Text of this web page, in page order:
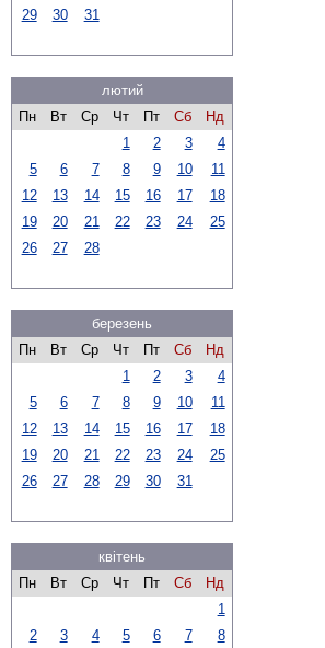
29
30 31
лютий
Пн
Вт Ср Чт Пт Сб
Нд
1
2 3
4
5
6 7 8 9 10
11
12
13 14 15 16 17
18
19
20 21 22 23 24
25
26
27 28
березень
Пн
Вт Ср Чт Пт Сб
Нд
1
2 3
4
5
6 7 8 9 10
11
12
13 14 15 16 17
18
19
20 21 22 23 24
25
26
27 28 29 30 31
квітень
Пн
Вт Ср Чт Пт Сб
Нд
1
2
3 4 5 6 7
8